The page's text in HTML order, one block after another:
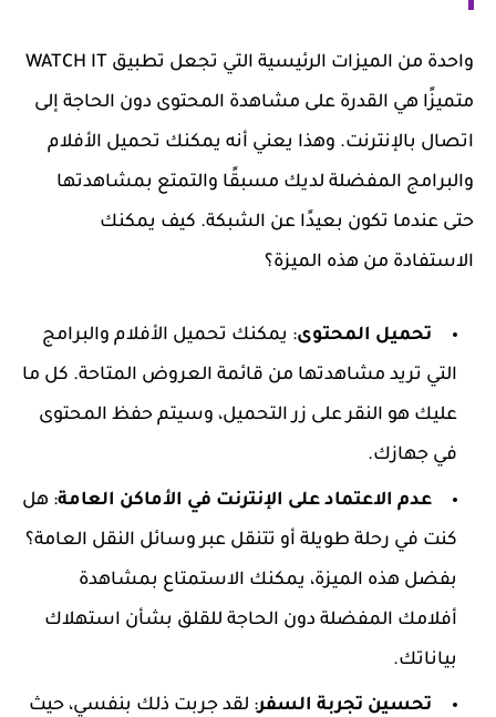
واحدة من الميزات الرئيسية التي تجعل تطبيق WATCH IT
متميزًا هي القدرة على مشاهدة المحتوى دون الحاجة إلى
اتصال بالإنترنت. وهذا يعني أنه يمكنك تحميل الأفلام
والبرامج المفضلة لديك مسبقًا والتمتع بمشاهدتها
حتى عندما تكون بعيدًا عن الشبكة. كيف يمكنك
الاستفادة من هذه الميزة؟
تحميل المحتوى: يمكنك تحميل الأفلام والبرامج
التي تريد مشاهدتها من قائمة العروض المتاحة. كل ما
عليك هو النقر على زر التحميل، وسيتم حفظ المحتوى
في جهازك.
عدم الاعتماد على الإنترنت في الأماكن العامة: هل
كنت في رحلة طويلة أو تتنقل عبر وسائل النقل العامة؟
بفضل هذه الميزة، يمكنك الاستمتاع بمشاهدة
أفلامك المفضلة دون الحاجة للقلق بشأن استهلاك
بياناتك.
تحسين تجربة السفر: لقد جربت ذلك بنفسي، حيث